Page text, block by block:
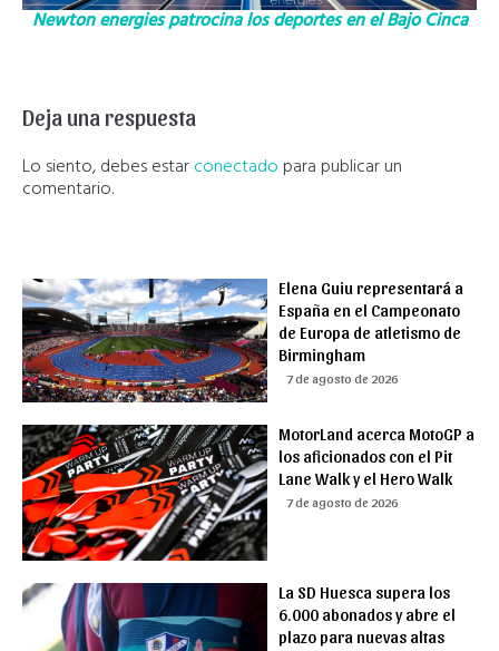
Newton energies patrocina los deportes en el Bajo Cinca
Deja una respuesta
Lo siento, debes estarconectado para publicar un
comentario.
Elena Guiu representará a
España en el Campeonato
de Europa de atletismo de
Birmingham
7 de agosto de 2026
MotorLand acerca MotoGP a
los aficionados con el Pit
Lane Walk y el Hero Walk
7 de agosto de 2026
La SD Huesca supera los
6.000 abonados y abre el
plazo para nuevas altas